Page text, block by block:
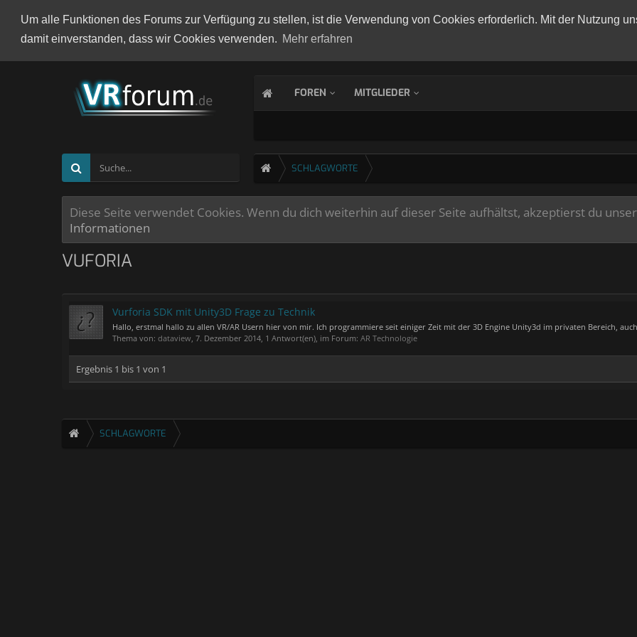
Um alle Funktionen des Forums zur Verfügung zu stellen, ist die Verwendung von Cookies erforderlich. Mit der Nutzung
damit einverstanden, dass wir Cookies verwenden. Mehr erfahren
FOREN MITGLIEDER
SCHLAGWORTE
Diese Seite verwendet Cookies. Wenn du dich weiterhin auf dieser Seite aufhältst, akzeptierst du
Informationen
VUFORIA
Vurforia SDK mit Unity3D Frage zu Technik
Hallo, erstmal hallo zu allen VR/AR Usern hier von mir. Ich programmiere seit einiger Zeit mit der 3D Engine Unity3d im privaten Bereich,
Thema von: dataview, 7. Dezember 2014, 1 Antwort(en), im Forum: AR Technologie
Ergebnis 1 bis 1 von 1
SCHLAGWORTE